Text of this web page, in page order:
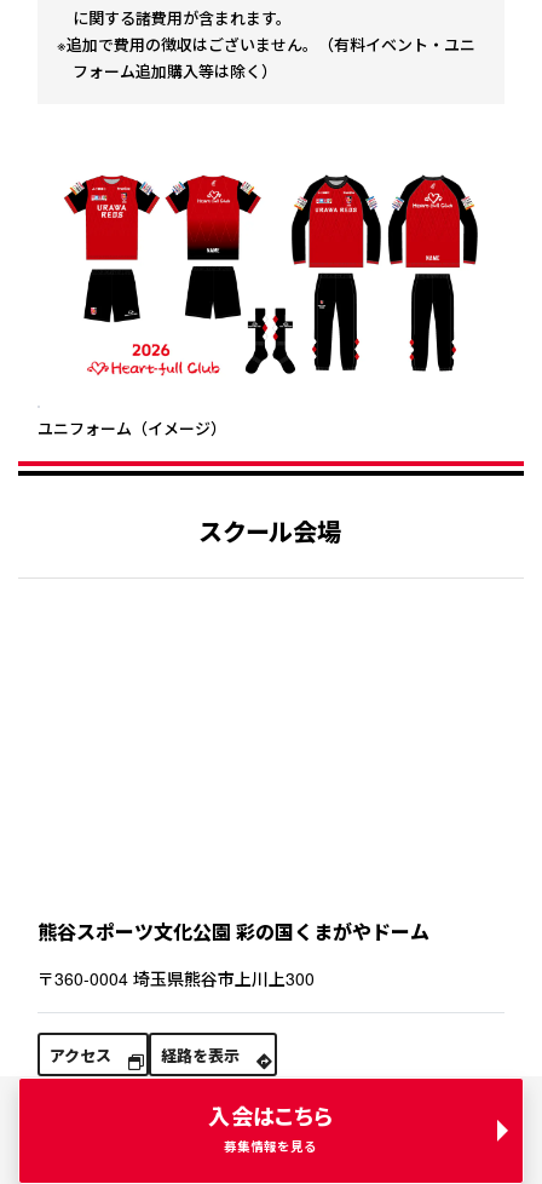
に関する諸費用が含まれます。
※追加で費用の徴収はございません。（有料イベント・ユニ
フォーム追加購入等は除く）
ユニフォーム（イメージ）
スクール会場
熊谷スポーツ文化公園 彩の国くまがやドーム
〒360-0004 埼玉県熊谷市上川上300
アクセス 経路を表示
入会はこちら
募集情報を見る